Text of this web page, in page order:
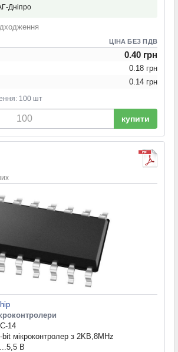
Дніпро
ЦІНА БЕЗ ПДВ
0.40 грн
0.18 грн
0.14 грн
100 шт
купити
14
bit мікроконтролер з 2KB,8MHz
В